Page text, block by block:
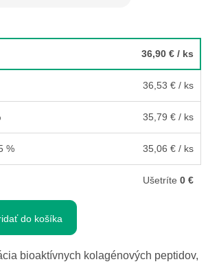
36,90 € / ks
36,53 € / ks
35,79 € / ks
% 35,06 € / ks
Ušetríte 0 €
do košíka
bioaktívnych kolagénových peptidov,